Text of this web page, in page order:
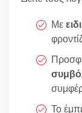
Με
Το